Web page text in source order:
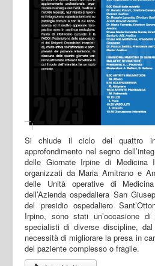
Si chiude il ciclo dei quattro
approfondimento nel segno
delle Giornate Irpine di Medicina
organizzati da Maria Amitrano e
delle Unità operative di
dell’Azienda ospedaliera San
del presidio ospedaliero
Irpino, sono stati un’occasione
specialisti di diverse discipline,
necessità di migliorare la presa in
del paziente complesso o fragile.